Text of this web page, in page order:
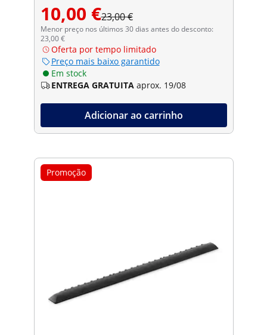
10,00 €23,00 €
Menor preço nos últimos 30 dias antes do desconto:
23,00 €
Oferta por tempo limitado
Preço mais baixo garantido
Em stock
ENTREGA GRATUITA aprox. 19/08
Adicionar ao carrinho
Promoção